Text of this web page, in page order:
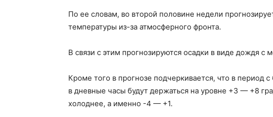
По ее словам, во второй половине недели
температуры из-за атмосферного фронта.
В связи с этим прогнозируются осадки в виде дождя с
Кроме того в прогнозе подчеркивается, что в период
в дневные часы будут держаться на уровне +3 — +8
холоднее, а именно -4 — +1.